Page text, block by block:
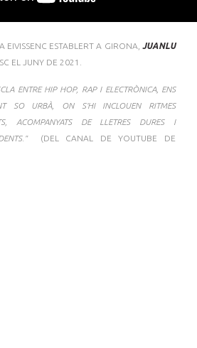
EIVISSENC ESTABLERT A GIRONA, JUANLU
EL JUNY DE 2021.
ENTRE HIP HOP, RAP I ELECTRÒNICA, ENS
SO URBÀ, ON S'HI INCLOUEN RITMES
ACOMPANYATS DE LLETRES DURES I
(DEL CANAL DE YOUTUBE DE